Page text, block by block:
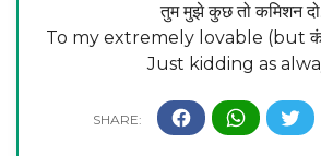
तुम मुझे कुछ तो कमिशन
To my extremely lovable (but
Just kidding as